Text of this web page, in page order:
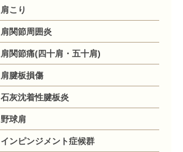
肩こり
肩関節周囲炎
肩関節痛(四十肩・五十肩)
肩腱板損傷
石灰沈着性腱板炎
野球肩
インピンジメント症候群